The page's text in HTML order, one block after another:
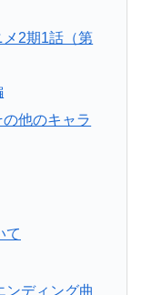
2期1話（第
他のキャラ
て
ンディング曲